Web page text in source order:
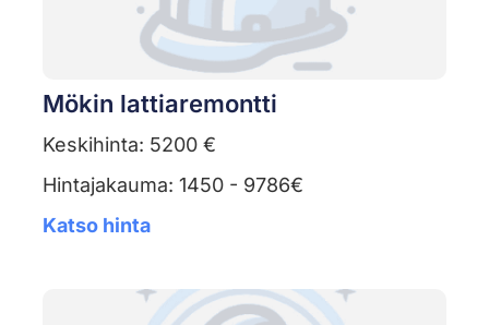
Mökin lattiaremontti
Keskihinta: 5200 €
Hintajakauma: 1450 - 9786€
Katso hinta